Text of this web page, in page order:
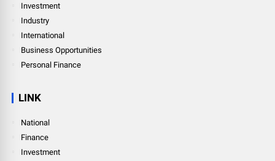
Investment
Industry
International
Business Opportunities
Personal Finance
LINK
National
Finance
Investment